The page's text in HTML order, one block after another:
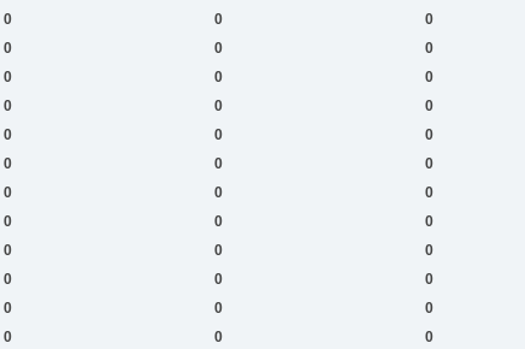
0 0
0
0 0
0
0 0
0
0 0
0
0 0
0
0 0
0
0 0
0
0 0
0
0 0
0
0 0
0
0 0
0
0 0
0